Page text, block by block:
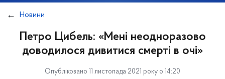
Новини
Петро Цибель: «Мені неодноразово
доводилося дивитися смерті в очі»
Опубліковано 11 листопада 2021 року о 14:20